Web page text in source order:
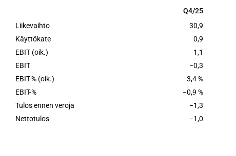
Q4/25
Q4/25
Liikevaihto
30,9
Käyttökate
0,9
EBIT (oik.)
1,1
EBIT
−0,3
EBIT-% (oik.)
3,4 %
EBIT-%
−0,9 %
Tulos ennen veroja
−1,3
Nettotulos
−1,0